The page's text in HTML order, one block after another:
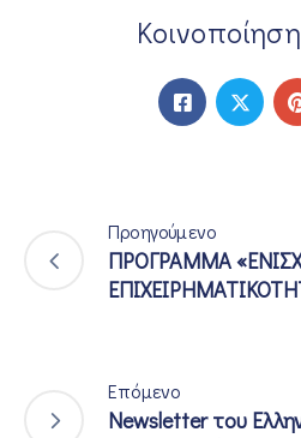
Προηγούμενο
ΠΡΟΓΡΑΜΜΑ
Επόμενο
Newsletter του